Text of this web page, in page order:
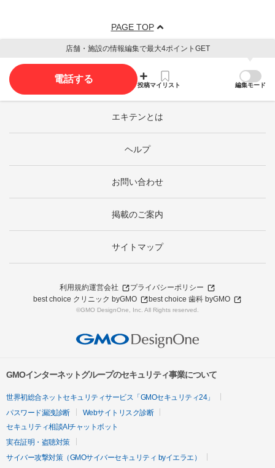
PAGE TOP
店舗・施設の情報編集で最大4ポイントGET
電話する
投稿マイリスト 編集モード
エキテンとは
ヘルプ
お問い合わせ
掲載のご案内
サイトマップ
利用規約運営会社
プライバシーポリシー
best choice クリニック byGMO
best choice 歯科 byGMO
©GMO DesignOne, Inc. All Rights reserved.
GMOインターネットグループのセキュリティ事業について
世界初総合ネットセキュリティサービス「GMOセキュリティ24」
パスワード漏洩診断
Webサイトリスク診断
セキュリティ相談AIチャットボット
実在証明・盗聴対策
サイバー攻撃対策（GMOサイバーセキュリティ byイエラエ）